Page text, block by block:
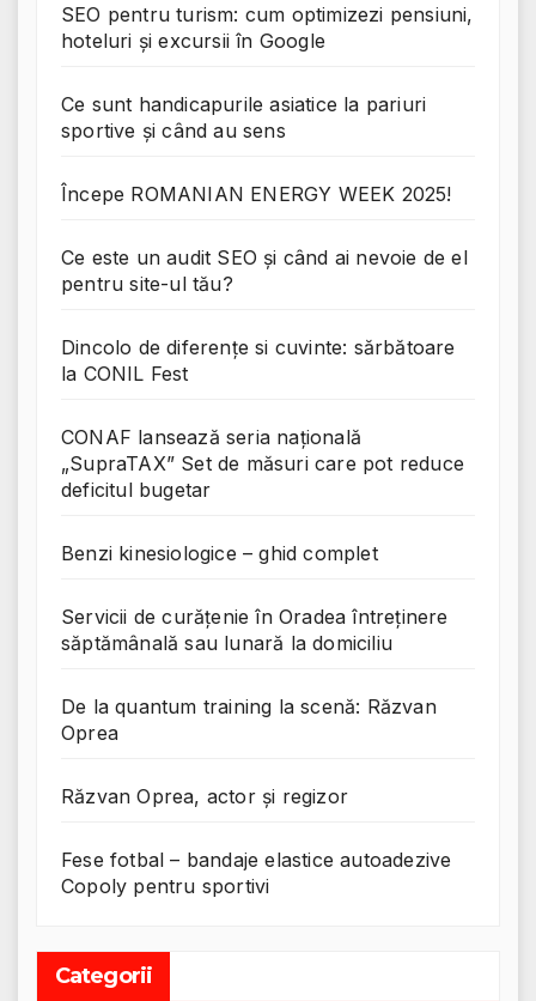
SEO pentru turism: cum optimizezi pensiuni,
hoteluri și excursii în Google
Ce sunt handicapurile asiatice la pariuri
sportive și când au sens
Începe ROMANIAN ENERGY WEEK 2025!
Ce este un audit SEO și când ai nevoie de el
pentru site-ul tău?
Dincolo de diferențe si cuvinte: sărbătoare
la CONIL Fest
CONAF lansează seria națională
„SupraTAX” Set de măsuri care pot reduce
deficitul bugetar
Benzi kinesiologice – ghid complet
Servicii de curățenie în Oradea întreținere
săptămânală sau lunară la domiciliu
De la quantum training la scenă: Răzvan
Oprea
Răzvan Oprea, actor și regizor
Fese fotbal – bandaje elastice autoadezive
Copoly pentru sportivi
Categorii